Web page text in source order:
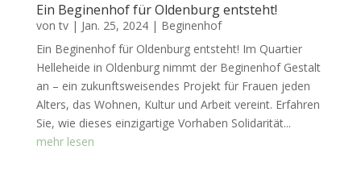
Ein Beginenhof für Oldenburg entsteht!
vontv| Jan. 25, 2024| Beginenhof
Ein Beginenhof für Oldenburg entsteht! Im Quartier
Helleheide in Oldenburg nimmt der Beginenhof Gestalt
an – ein zukunftsweisendes Projekt für Frauen jeden
Alters, das Wohnen, Kultur und Arbeit vereint. Erfahren
Sie, wie dieses einzigartige Vorhaben Solidarität...
mehr lesen